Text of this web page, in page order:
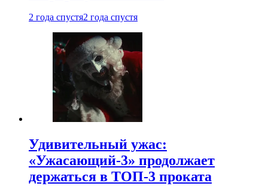
2 года спустя2 года спустя
Удивительный ужас:
«Ужасающий-3» продолжает
держаться в ТОП-3 проката